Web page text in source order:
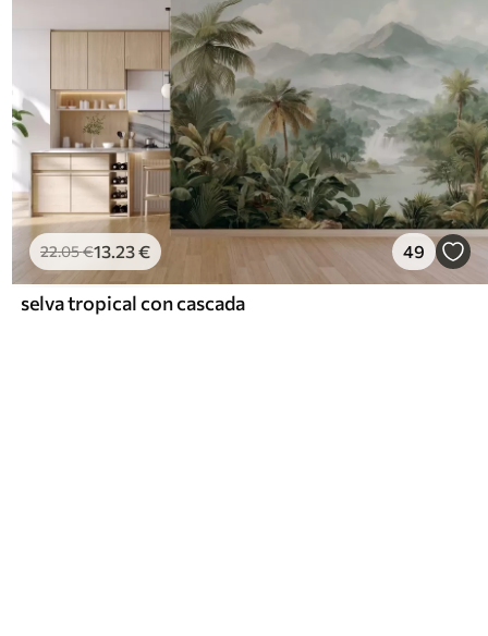
22.05€13.23€ 49
selva tropical con cascada